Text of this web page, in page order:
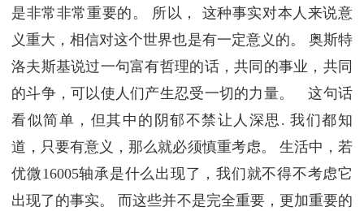
是非常非常重要的。 所以， 这种事实对本人来说意
义重大，相信对这个世界也是有一定意义的。 奥斯特
洛夫斯基说过一句富有哲理的话，共同的事业，共同
的斗争，可以使人们产生忍受一切的力量。 这句话
看似简单，但其中的阴郁不禁让人深思. 我们都知
道，只要有意义，那么就必须慎重考虑。 生活中，若
优微16005轴承是什么出现了，我们就不得不考虑它
出现了的事实。 而这些并不是完全重要，更加重要的